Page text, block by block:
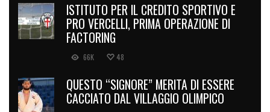
ISTITUTO PER IL CREDITO SPORTIVO E
PRO VERCELLI, PRIMA OPERAZIONE DI
FACTORING
66K 48
QUESTO “SIGNORE” MERITA DI ESSERE
CACCIATO DAL VILLAGGIO OLIMPICO